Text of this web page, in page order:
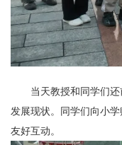
当天教授和同学们
发展现状。同学们向小
友好互动。